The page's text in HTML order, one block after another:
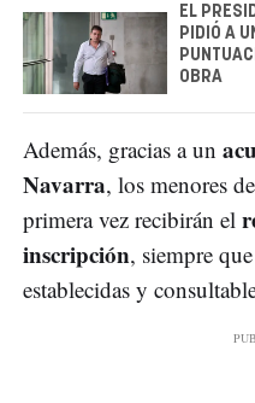
EL
PIDIÓ A
OBRA
Además, gracias a un
Navarra, los menores
primera vez recibirán el
inscripción, siempre
establecidas y